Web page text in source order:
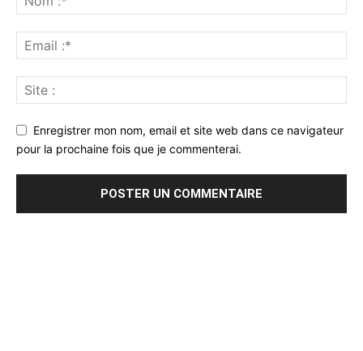
Enregistrer mon nom, email et site web dans ce navigateur
pour la prochaine fois que je commenterai.